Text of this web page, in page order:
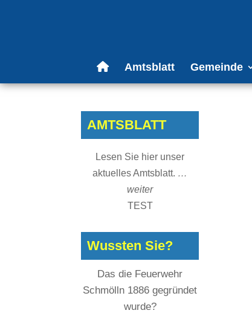
Amtsblatt Gemeinde
AMTSBLATT
Lesen Sie hier unser
aktuelles Amtsblatt. …
weiter
TEST
Wussten Sie?
Das die Feuerwehr
Schmölln 1886 gegründet
wurde?